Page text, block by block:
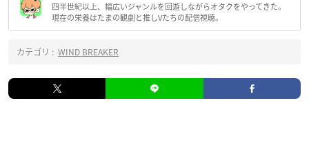
四半世紀以上、幅広いジャンルを回遊しながらオタクをやってきた。
現在の栄養はたまの観劇と推しVたちの配信視聴。
カテゴリ : WIND BREAKER